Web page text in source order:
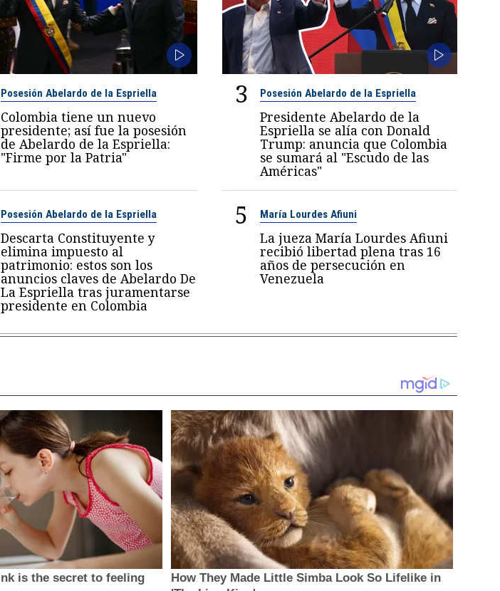
Posesión Abelardo de la Espriella
Colombia tiene un nuevo
presidente; así fue la posesión
de Abelardo de la Espriella:
"Firme por la Patria"
3 Posesión Abelardo de la Espriella
Presidente Abelardo de la
Espriella se alía con Donald
Trump: anuncia que Colombia
se sumará al "Escudo de las
Américas"
Posesión Abelardo de la Espriella
Descarta Constituyente y
elimina impuesto al
patrimonio: estos son los
anuncios claves de Abelardo De
La Espriella tras juramentarse
presidente en Colombia
5 María Lourdes Afiuni
La jueza María Lourdes Afiuni
recibió libertad plena tras 16
años de persecución en
Venezuela